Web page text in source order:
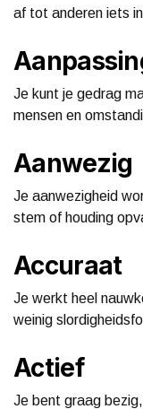
af tot anderen iets
Je kunt je gedrag
mensen en
Aanwezig
Je aanwezigheid
stem of houding
Accuraat
Je werkt heel
weinig
Actief
Je bent graag